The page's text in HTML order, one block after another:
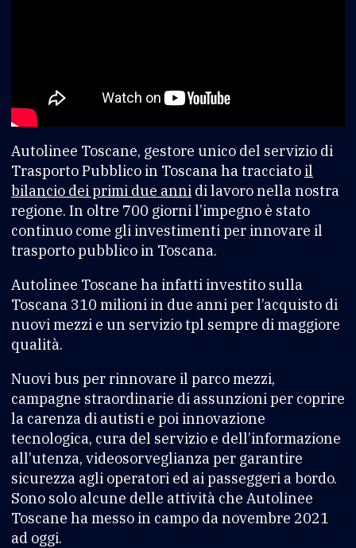
Autolinee Toscane, gestore unico del servizio di
Trasporto Pubblico in Toscana ha tracciatoil
bilancio dei primi due anni di lavoro nella nostra
regione. In oltre 700 giorni l’impegno è stato
continuo come gli investimenti per innovare il
trasporto pubblico in Toscana.
Autolinee Toscane ha infatti investito sulla
Toscana 310 milioni in due anni per l’acquisto di
nuovi mezzi e un servizio tpl sempre di maggiore
qualità.
Nuovi bus per rinnovare il parco mezzi,
campagne straordinarie di assunzioni per coprire
la carenza di autisti e poi innovazione
tecnologica, cura del servizio e dell’informazione
all’utenza, videosorveglianza per garantire
sicurezza agli operatori ed ai passeggeri a bordo.
Sono solo alcune delle attività che Autolinee
Toscane ha messo in campo da novembre 2021
ad oggi.